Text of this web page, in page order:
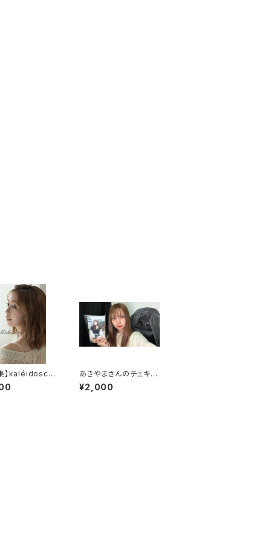
】kaléidosco
あきやまさんのチェキ帳
2
¥2,000